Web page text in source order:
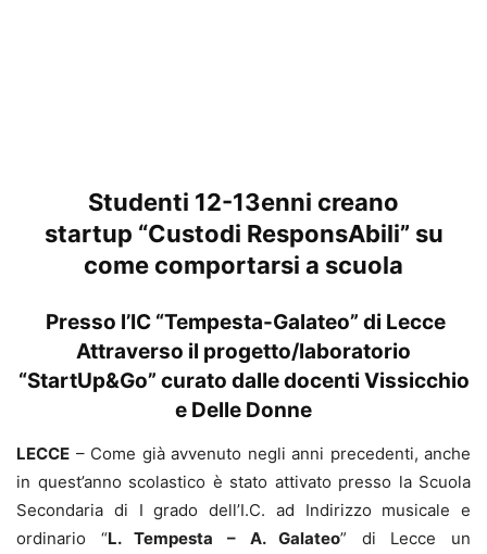
Studenti 12-13enni creano
startup “Custodi ResponsAbili” su
come comportarsi a scuola
Presso l’IC “Tempesta-Galateo” di Lecce
Attraverso il progetto/laboratorio
“StartUp&Go” curato dalle docenti Vissicchio
e Delle Donne
LECCE – Come già avvenuto negli anni precedenti, anche
in quest’anno scolastico è stato attivato presso la Scuola
Secondaria di I grado dell’I.C. ad Indirizzo musicale e
ordinario “L. Tempesta – A. Galateo” di Lecce un